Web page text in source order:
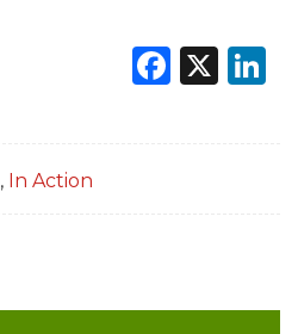
X
, In Action